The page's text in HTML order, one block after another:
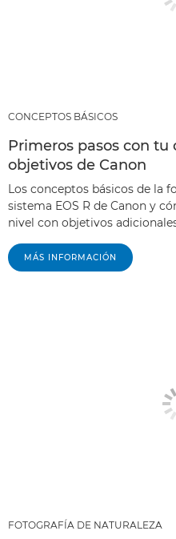
CONCEPTOS BÁSICOS
Primeros pasos con tu
objetivos de Canon
Los conceptos básicos de la
sistema EOS R de Canon y
nivel con objetivos
MÁS INFORMACIÓN
FOTOGRAFÍA DE NATURALEZA